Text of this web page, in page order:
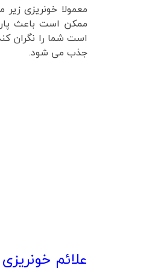
معمولا خونریزی
ممکن است باعث
است شما را نگران
جذب می شود.
علائم